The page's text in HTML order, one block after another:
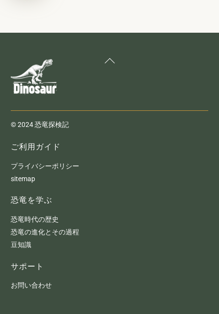
To
© 2024 恐竜探検記
ご利用ガイド
プライバシーポリシー
sitemap
恐竜を学ぶ
恐竜時代の歴史
恐竜の進化とその過程
豆知識
サポート
お問い合わせ